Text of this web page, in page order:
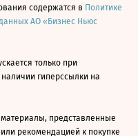
содержатся в Политике
АО «Бизнес Ньюс
только при
наличии гиперссылки на
представленные
рекомендацией к покупке